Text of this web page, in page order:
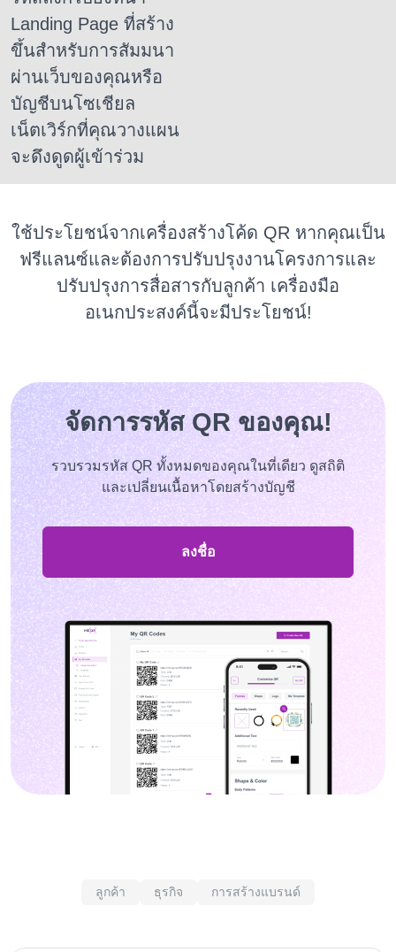
Landing Page ที่สร้าง
ขึ้นสำหรับการสัมมนา
ผ่านเว็บของคุณหรือ
บัญชีบนโซเชียล
เน็ตเวิร์กที่คุณวางแผน
จะดึงดูดผู้เข้าร่วม
ใช้ประโยชน์จากเครื่องสร้างโค้ด QR หากคุณเป็น
ฟรีแลนซ์และต้องการปรับปรุงงานโครงการและ
ปรับปรุงการสื่อสารกับลูกค้า เครื่องมือ
อเนกประสงค์นี้จะมีประโยชน์!
จัดการรหัส QR ของคุณ!
รวบรวมรหัส QR ทั้งหมดของคุณในที่เดียว ดูสถิติ
และเปลี่ยนเนื้อหาโดยสร้างบัญชี
ลงชื่อ
ลูกค้า ธุรกิจ การสร้างแบรนด์